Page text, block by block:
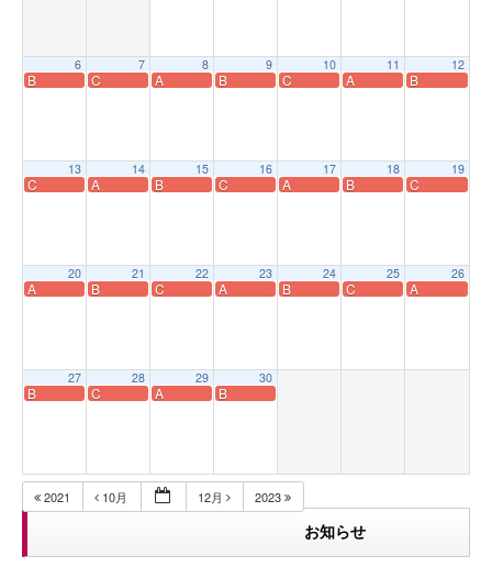
6
B
7
C
8
A
9
B
10
C
11
A
12
B
13
C
14
A
15
B
16
C
17
A
18
B
19
C
20
A
21
B
22
C
23
A
24
B
25
C
26
A
27
B
28
C
29
A
30
B
2021 10月 12月
2023
お知らせ